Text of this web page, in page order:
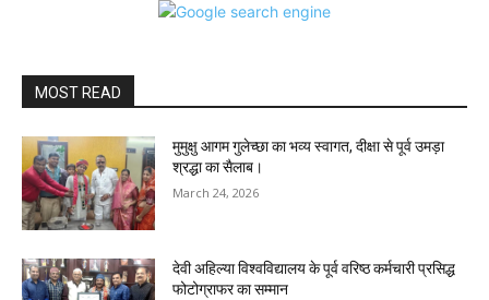
MOST READ
मुमुक्षु आगम गुलेच्छा का भव्य स्वागत, दीक्षा से पूर्व उमड़ा
श्रद्धा का सैलाब।
March 24, 2026
देवी अहिल्या विश्वविद्यालय के पूर्व वरिष्ठ कर्मचारी प्रसिद्ध
फोटोग्राफर का सम्मान